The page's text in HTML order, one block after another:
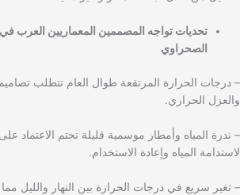
تحديات تواجه المصممين المعماريين العرب في
الصحراوي
– درجات الحرارة المرتفعة طوال العام تتطلب تصاميم
والعزل الحراري.
– ندرة المياه وأمطار موسمية قليلة تحتم الاعتماد
لاستدامة المياه وإعادة الاستخدام.
– تغير سريع في درجات الحرارة بين النهار والليل